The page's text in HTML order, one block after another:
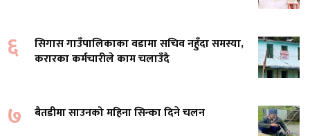
६
सिगास गाउँपालिकाका वडामा सचिव नहुँदा समस्या,
करारका कर्मचारीले काम चलाउँदै
७ बैतडीमा साउनको महिना सिन्का दिने चलन